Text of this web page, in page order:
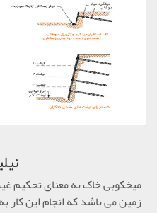
میخکوبی خاک به معنای تحکیم
زمین می باشد که انجام این